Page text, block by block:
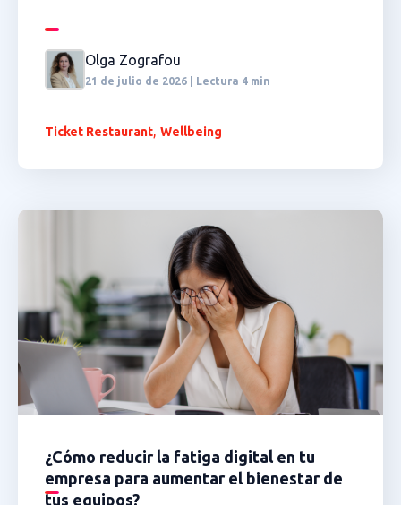
Olga Zografou
21 de julio de 2026 | Lectura 4 min
Ticket Restaurant, Wellbeing
¿Cómo reducir la fatiga digital en tu
empresa para aumentar el bienestar de
tus equipos?